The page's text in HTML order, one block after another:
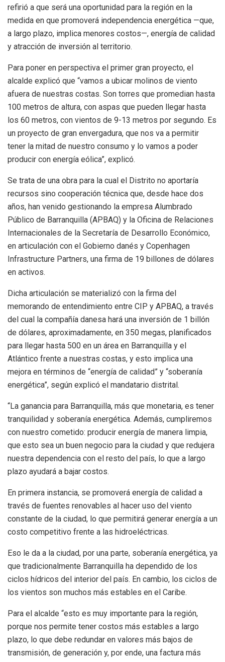
refirió a que será una oportunidad para la región en la
medida en que promoverá independencia energética —que,
a largo plazo, implica menores costos—, energía de calidad
y atracción de inversión al territorio.
Para poner en perspectiva el primer gran proyecto, el
alcalde explicó que “vamos a ubicar molinos de viento
afuera de nuestras costas. Son torres que promedian hasta
100 metros de altura, con aspas que pueden llegar hasta
los 60 metros, con vientos de 9-13 metros por segundo. Es
un proyecto de gran envergadura, que nos va a permitir
tener la mitad de nuestro consumo y lo vamos a poder
producir con energía eólica”, explicó.
Se trata de una obra para la cual el Distrito no aportaría
recursos sino cooperación técnica que, desde hace dos
años, han venido gestionando la empresa Alumbrado
Público de Barranquilla (APBAQ) y la Oficina de Relaciones
Internacionales de la Secretaría de Desarrollo Económico,
en articulación con el Gobierno danés y Copenhagen
Infrastructure Partners, una firma de 19 billones de dólares
en activos.
Dicha articulación se materializó con la firma del
memorando de entendimiento entre CIP y APBAQ, a través
del cual la compañía danesa hará una inversión de 1 billón
de dólares, aproximadamente, en 350 megas, planificados
para llegar hasta 500 en un área en Barranquilla y el
Atlántico frente a nuestras costas, y esto implica una
mejora en términos de “energía de calidad” y “soberanía
energética”, según explicó el mandatario distrital.
“La ganancia para Barranquilla, más que monetaria, es tener
tranquilidad y soberanía energética. Además, cumpliremos
con nuestro cometido: producir energía de manera limpia,
que esto sea un buen negocio para la ciudad y que redujera
nuestra dependencia con el resto del país, lo que a largo
plazo ayudará a bajar costos.
En primera instancia, se promoverá energía de calidad a
través de fuentes renovables al hacer uso del viento
constante de la ciudad, lo que permitirá generar energía a un
costo competitivo frente a las hidroeléctricas.
Eso le da a la ciudad, por una parte, soberanía energética, ya
que tradicionalmente Barranquilla ha dependido de los
ciclos hídricos del interior del país. En cambio, los ciclos de
los vientos son muchos más estables en el Caribe.
Para el alcalde “esto es muy importante para la región,
porque nos permite tener costos más estables a largo
plazo, lo que debe redundar en valores más bajos de
transmisión, de generación y, por ende, una factura más